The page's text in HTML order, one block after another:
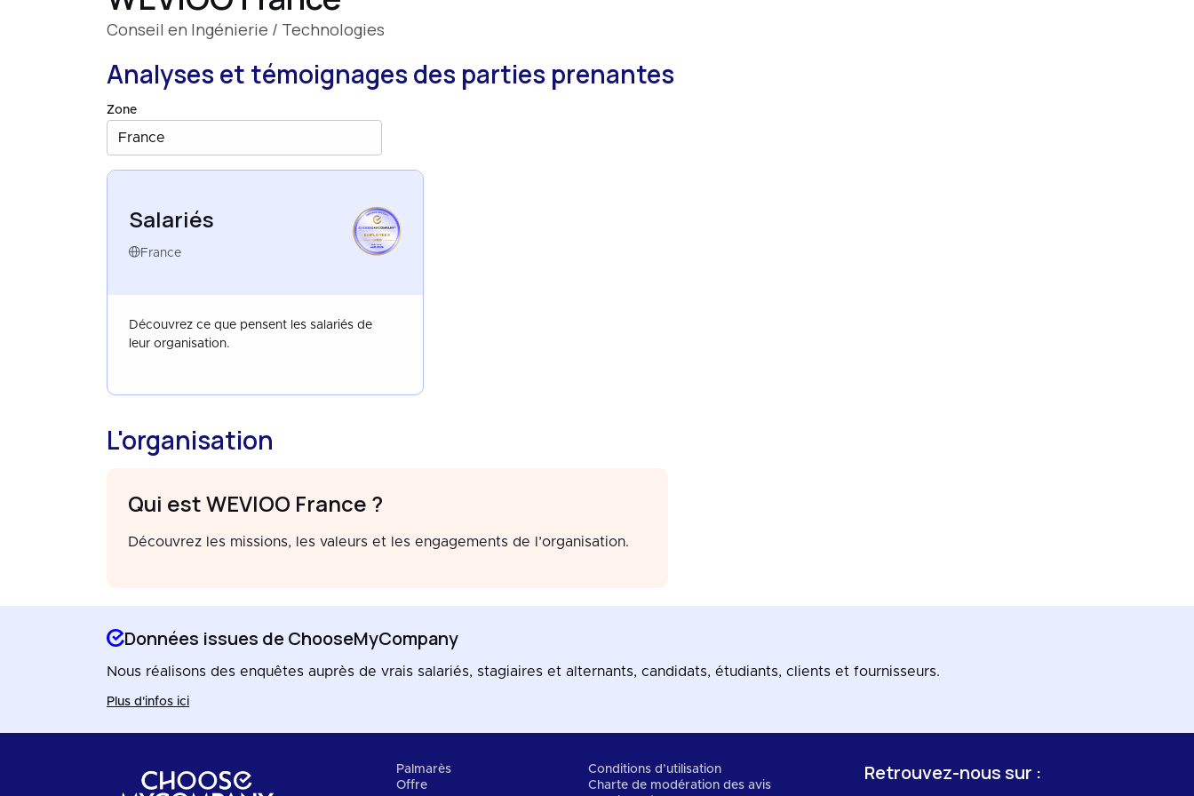
Conseil en Ingénierie / Technologies
Analyses et témoignages des parties prenantes
Zone
France
Salariés
France
EMPLOYEES
FRANCE
MAR 2026
Découvrez ce que pensent les salariés de
leur organisation.
L'organisation
Qui est WEVIOO France ?
Découvrez les missions, les valeurs et les engagements de l’organisation.
Données issues de ChooseMyCompany
Nous réalisons des enquêtes auprès de vrais salariés, stagiaires et alternants, candidats, étudiants, clients et fournisseurs.
Plus d'infos ici
Palmarès
Offre
Conditions d’utilisation
Charte de modération des avis
Retrouvez-nous sur :